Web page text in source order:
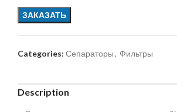
ЗАКАЗАТЬ
Categories: Сепараторы, Фильтры
Description